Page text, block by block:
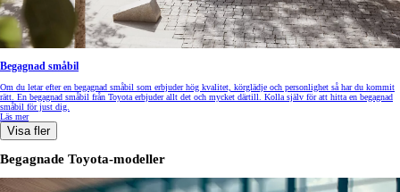
Begagnad småbil
Om du letar efter en begagnad småbil som erbjuder hög kvalitet, körglädje och personlighet så har du kommit
rätt. En begagnad småbil från Toyota erbjuder allt det och mycket därtill. Kolla själv för att hitta en begagnad
småbil för just dig.
Läs mer
Visa fler
Begagnade Toyota-modeller